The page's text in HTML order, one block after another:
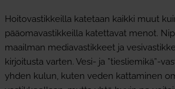
Hoitovastikkeilla katetaan kaikki muut
pääomavastikkeilla katettavat menot.
maailman mediavastikkeet ja
kirjoitusta varten. Vesi- ja ”tiesliemikä”-
yhden kulun, kuten veden kattaminen